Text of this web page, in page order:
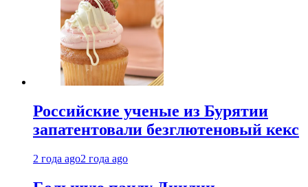
Российские ученые из Бурятии
запатентовали безглютеновый кекс
2 года ago2 года ago